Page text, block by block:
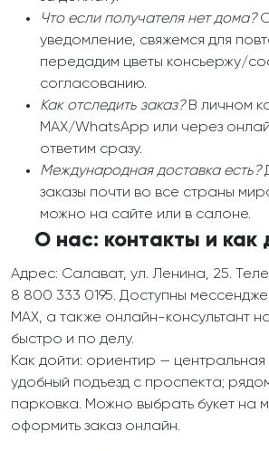
Что если получателя нет дома?
уведомление, свяжемся для
передадим цветы консьержу/
согласованию.
Как отследить заказ?В личном
MAX/WhatsApp или через
ответим сразу.
Международная доставка есть?
заказы почти во все страны
можно на сайте или в салоне.
О нас: контакты и как
Адрес: Салават, ул. Ленина, 25.
8 800 333 0195. Доступны
MAX, а также онлайн-консультант
быстро и по делу.
Как дойти: ориентир —
удобный подъезд с проспекта;
парковка. Можно выбрать букет на
оформить заказ онлайн.